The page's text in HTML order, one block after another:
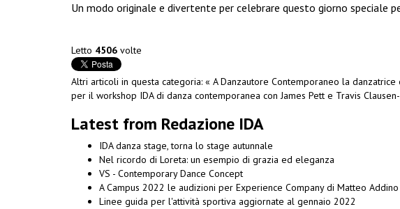
Un modo originale e divertente per celebrare questo giorno
Letto 4506 volte
Altri articoli in questa categoria: « A Danzautore Contemporaneo la
per il workshop IDA di danza contemporanea con James Pett e Travis
Latest from Redazione IDA
IDA danza stage, torna lo stage autunnale
Nel ricordo di Loreta: un esempio di grazia ed eleganza
VS - Contemporary Dance Concept
A Campus 2022 le audizioni per Experience Company di Matteo Addino
Linee guida per l'attività sportiva aggiornate al gennaio 2022